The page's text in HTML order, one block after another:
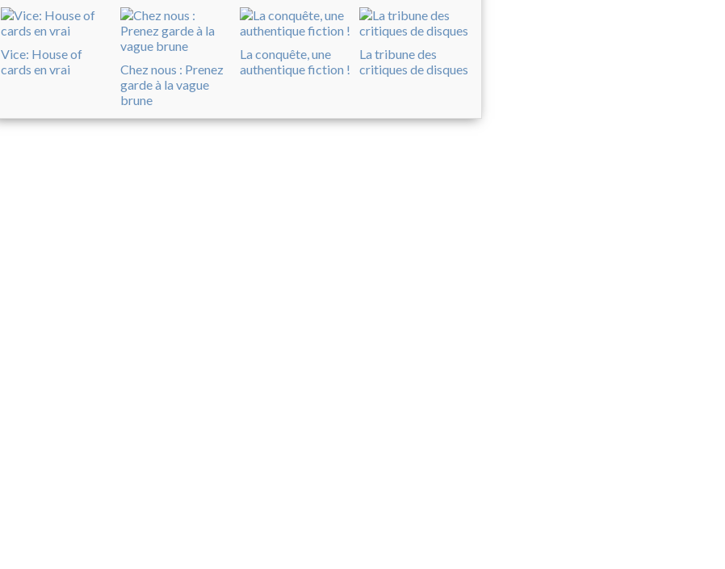
Vice: House of
cards en vrai
Chez nous : Prenez
garde à la vague
brune
La conquête, une
authentique fiction !
La tribune des
critiques de disques